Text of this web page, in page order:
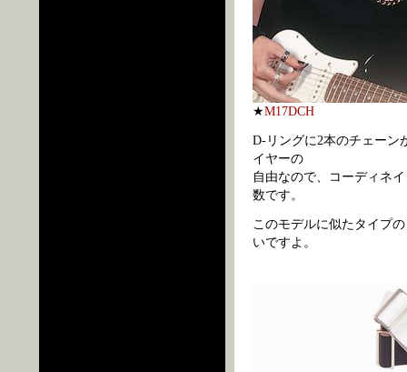
★M17DCH
D-リングに2本のチェーン
イヤーの
自由なので、コーディネ
数です。
このモデルに似たタイプ
いですよ。